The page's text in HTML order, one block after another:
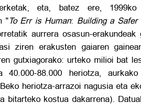
eta, batez ere,
"To Err is Human: Building a Safer
aurrera osasun-erakundeak
ziren erakusten gaiaren
gutxiagorako: urteko milioi bat
40.000-88.000 heriotza,
heriotza-arrazoi nagusia eta
bitarteko kostua dakarrena).